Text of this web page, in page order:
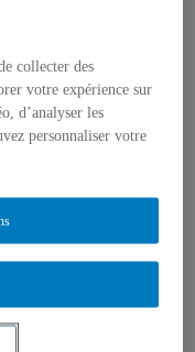
Axes de recherche
Productions
Liste des
collecter des
votre expérience sur
d’analyser les
personnaliser votre